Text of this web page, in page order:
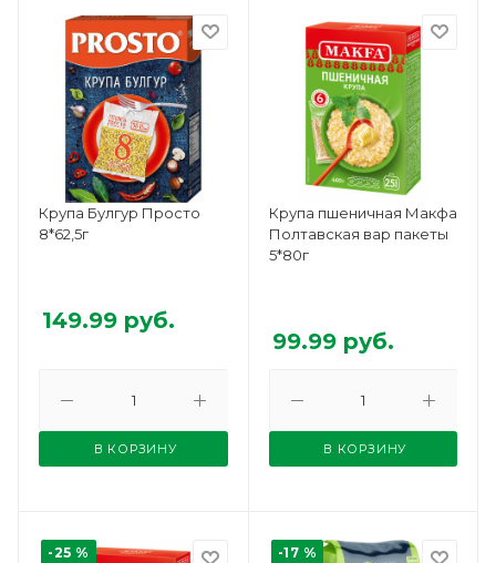
Крупа Булгур Просто
8*62,5г
149.99 руб.
В КОРЗИНУ
Крупа пшеничная Макфа
Полтавская вар пакеты
5*80г
99.99руб.
В КОРЗИНУ
-25 %
-17 %